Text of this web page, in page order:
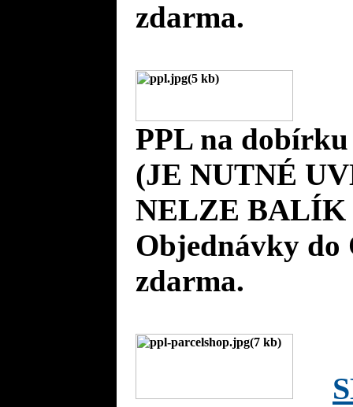
zdarma.
PPL na
(JE NUTNÉ
NELZE BALÍK
Objednávky do
zdarma.